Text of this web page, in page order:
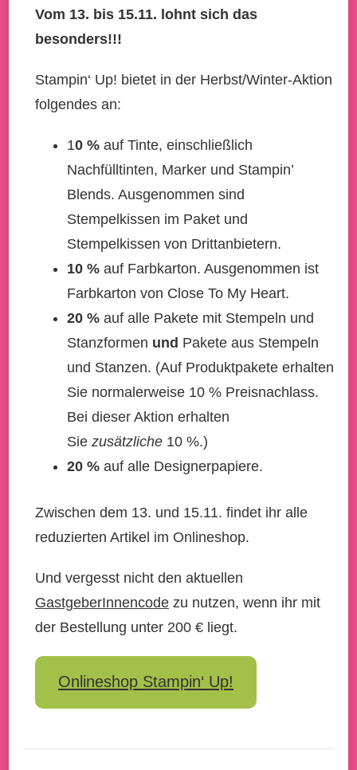
Vom 13. bis 15.11. lohnt sich das
besonders!!!
Stampin‘ Up! bietet in der Herbst/Winter-Aktion
folgendes an:
10 % auf Tinte, einschließlich
Nachfülltinten, Marker und Stampin’
Blends. Ausgenommen sind
Stempelkissen im Paket und
Stempelkissen von Drittanbietern.
10 % auf Farbkarton. Ausgenommen ist
Farbkarton von Close To My Heart.
20 % auf alle Pakete mit Stempeln und
Stanzformen und Pakete aus Stempeln
und Stanzen. (Auf Produktpakete erhalten
Sie normalerweise 10 % Preisnachlass.
Bei dieser Aktion erhalten
Sie zusätzliche 10 %.)
20 % auf alle Designerpapiere.
Zwischen dem 13. und 15.11. findet ihr alle
reduzierten Artikel im Onlineshop.
Und vergesst nicht den aktuellen
GastgeberInnencode zu nutzen, wenn ihr mit
der Bestellung unter 200 € liegt.
Onlineshop Stampin‘ Up!